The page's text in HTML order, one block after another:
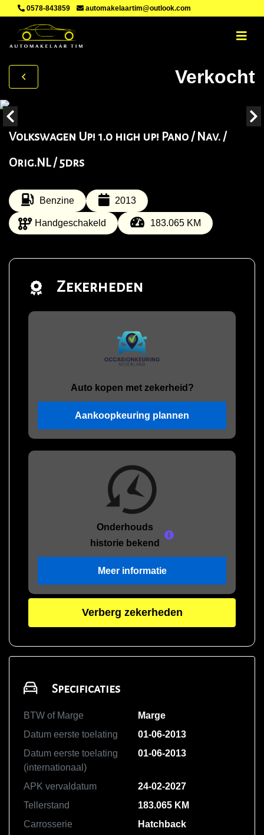
0578-843859 automakelaartim@outlook.com
Verkocht
Volkswagen Up! 1.0 high up! Pano / Nav. /
Orig.NL / 5drs
Benzine 2013
Handgeschakeld 183.065 KM
Zekerheden
Auto kopen met zekerheid?
Aankoopkeuring plannen
Onderhouds
historie bekend
Meer informatie
Verberg zekerheden
Specificaties
BTW of Marge
Marge
Datum eerste toelating
01-06-2013
Datum eerste toelating
(internationaal)
01-06-2013
APK vervaldatum
24-02-2027
Tellerstand
183.065 KM
Carrosserie
Hatchback